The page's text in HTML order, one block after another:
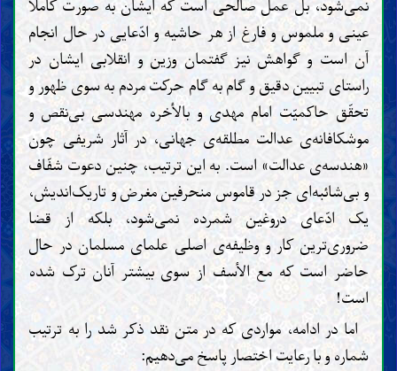
نمی‌شود، بل عمل صالحی است که ایشان به صورت کاملاً
عینی و ملموس و فارغ از هر حاشیه و ادّعایی در حال انجام
آن است و گواهش نیز گفتمان وزین و انقلابی ایشان در
راستای تبیین دقیق و گام به گام حرکت مردم به سوی ظهور و
تحقّق حاکمیّت امام مهدی و بالأخره مهندسی بی‌نقص و
موشکافانه‌ی عدالت مطلقه‌ی جهانی، در آثار شریفی چون
«هندسه‌ی عدالت» است. به این ترتیب، چنین دعوت شفّاف
و بی‌شائبه‌ای جز در قاموس منحرفین مغرض و تاریک‌اندیش،
یک ادّعای دروغین شمرده نمی‌شود، بلکه از قضا
ضروری‌ترین کار و وظیفه‌ی اصلی علمای مسلمان در حال
حاضر است که مع الأسف از سوی بیشتر آنان ترک شده
است!
اما در ادامه، مواردی که در متن نقد ذکر شد را به ترتیب
شماره و با رعایت اختصار پاسخ می‌دهیم: